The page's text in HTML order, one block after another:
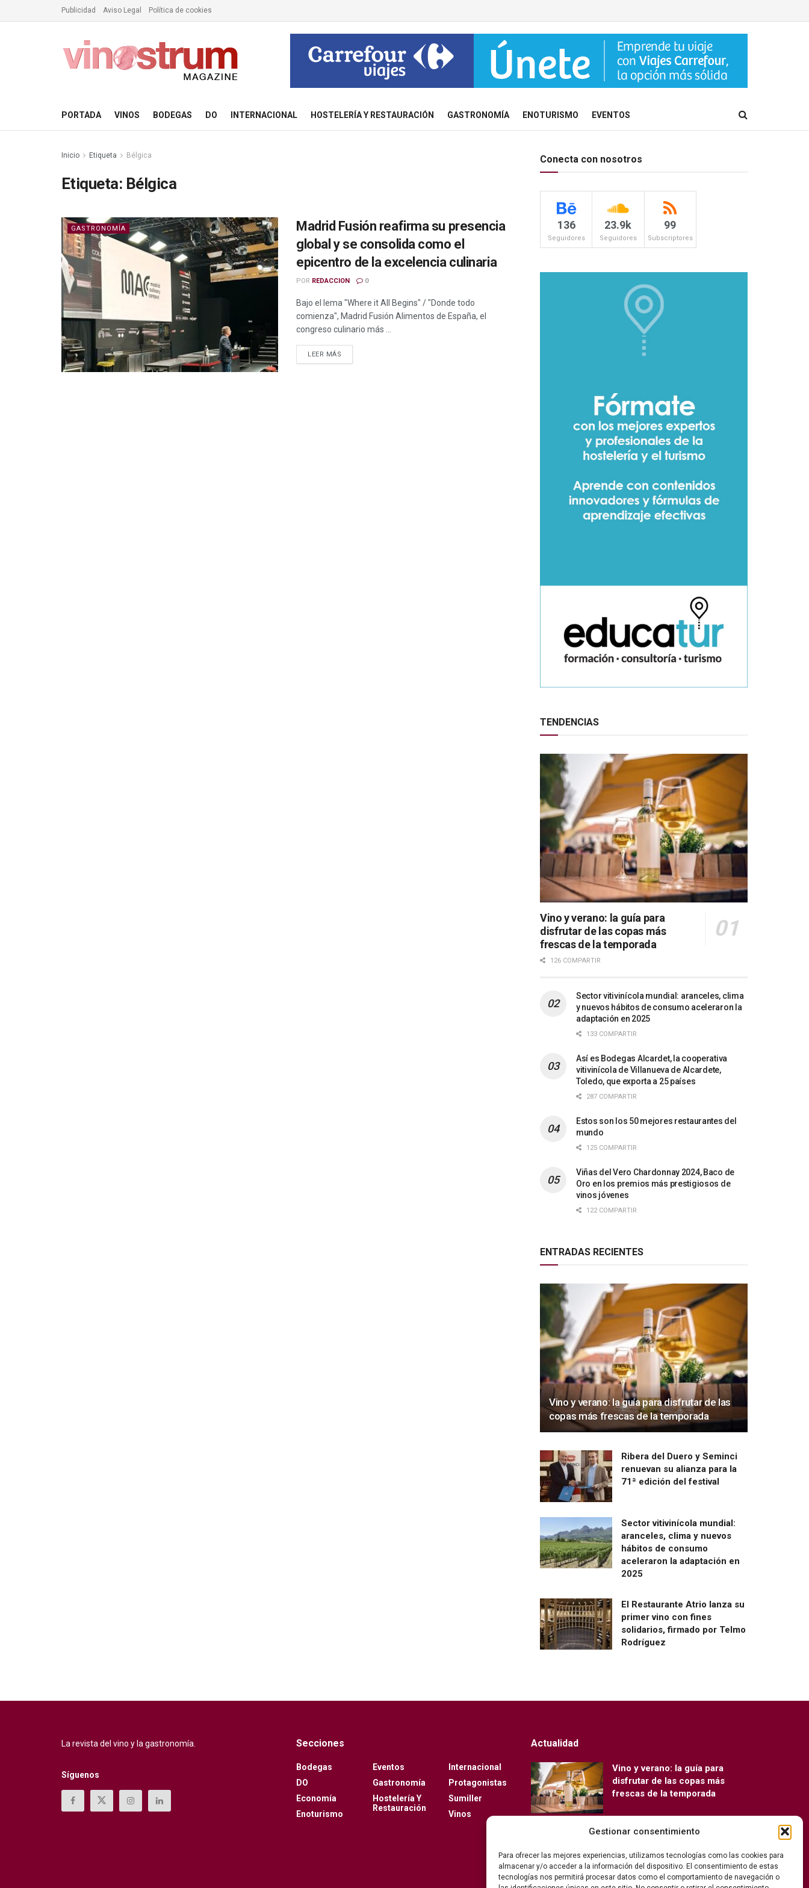
Gestionar consentimiento
Para ofrecer las mejores experiencias, utilizamos tecnologías como las cookies para
almacenar y/o acceder a la información del dispositivo. El consentimiento de estas
tecnologías nos permitirá procesar datos como el comportamiento de navegación o
Publicidad Aviso Legal Política de cookies
PORTADA VINOS BODEGAS DO INTERNACIONAL HOSTELERÍA Y RESTAURACIÓN GASTRONOMÍA ENOTURISMO EVENTOS
Inicio Etiqueta Bélgica
Etiqueta: Bélgica
GASTRONOMÍA
Madrid Fusión reafirma su presencia
global y se consolida como el
epicentro de la excelencia culinaria
POR REDACCION 0
Bajo el lema "Where it All Begins" / "Donde todo
comienza", Madrid Fusión Alimentos de España, el
congreso culinario más ...
LEER MÁS
Conecta con nosotros
136
Seguidores
23.9k
Seguidores
99
Subscriptores
TENDENCIAS
Vino y verano: la guía para
disfrutar de las copas más
frescas de la temporada
126 COMPARTIR
Sector vitivinícola mundial: aranceles, clima
y nuevos hábitos de consumo aceleraron la
adaptación en 2025
133 COMPARTIR
Así es Bodegas Alcardet, la cooperativa
vitivinícola de Villanueva de Alcardete,
Toledo, que exporta a 25 países
287 COMPARTIR
Estos son los 50 mejores restaurantes del
mundo
125 COMPARTIR
Viñas del Vero Chardonnay 2024, Baco de
Oro en los premios más prestigiosos de
vinos jóvenes
122 COMPARTIR
ENTRADAS RECIENTES
Vino y verano: la guía para disfrutar de las
copas más frescas de la temporada
Ribera del Duero y Seminci
renuevan su alianza para la
71ª edición del festival
Sector vitivinícola mundial:
aranceles, clima y nuevos
hábitos de consumo
aceleraron la adaptación en
2025
El Restaurante Atrio lanza su
primer vino con fines
solidarios, firmado por Telmo
Rodríguez
La revista del vino y la gastronomía.
Síguenos
Secciones
Bodegas
DO
Economía
Enoturismo
Eventos
Gastronomía
Hostelería Y
Restauración
Internacional
Protagonistas
Sumiller
Vinos
Actualidad
Vino y verano: la guía para
disfrutar de las copas más
frescas de la temporada
Ribera del Duero y Seminci
edición del festival